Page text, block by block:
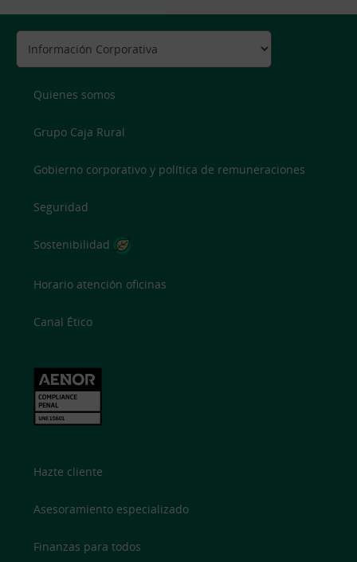
Quienes somos
Grupo Caja Rural
Gobierno corporativo y política de remuneraciones
Seguridad
Sostenibilidad
Horario atención oficinas
Canal Ético
Hazte cliente
Asesoramiento especializado
Finanzas para todos